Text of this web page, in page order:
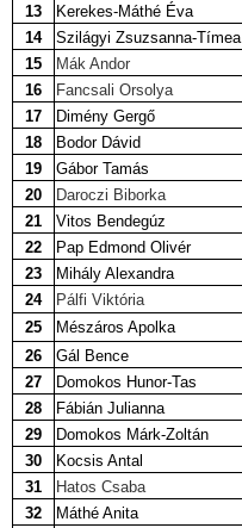
13
Kerekes-Máthé Éva
14
Szilágyi Zsuzsanna-Tímea
15
Mák Andor
16
Fancsali Orsolya
17
Dimény Gergő
18
Bodor Dávid
19
Gábor Tamás
20
Daroczi Biborka
21
Vitos Bendegúz
22
Pap Edmond Olivér
23
Mihály Alexandra
24
Pálfi Viktória
25
Mészáros Apolka
26
Gál Bence
27
Domokos Hunor-Tas
28
Fábián Julianna
29
Domokos Márk-Zoltán
30
Kocsis Antal
31
Hatos Csaba
32
Máthé Anita